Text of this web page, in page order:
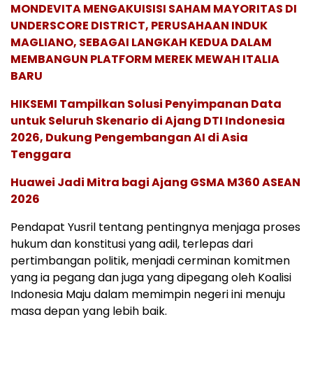
MONDEVITA MENGAKUISISI SAHAM MAYORITAS DI
UNDERSCORE DISTRICT, PERUSAHAAN INDUK
MAGLIANO, SEBAGAI LANGKAH KEDUA DALAM
MEMBANGUN PLATFORM MEREK MEWAH ITALIA
BARU
HIKSEMI Tampilkan Solusi Penyimpanan Data
untuk Seluruh Skenario di Ajang DTI Indonesia
2026, Dukung Pengembangan AI di Asia
Tenggara
Huawei Jadi Mitra bagi Ajang GSMA M360 ASEAN
2026
Pendapat Yusril tentang pentingnya menjaga proses
hukum dan konstitusi yang adil, terlepas dari
pertimbangan politik, menjadi cerminan komitmen
yang ia pegang dan juga yang dipegang oleh Koalisi
Indonesia Maju dalam memimpin negeri ini menuju
masa depan yang lebih baik.